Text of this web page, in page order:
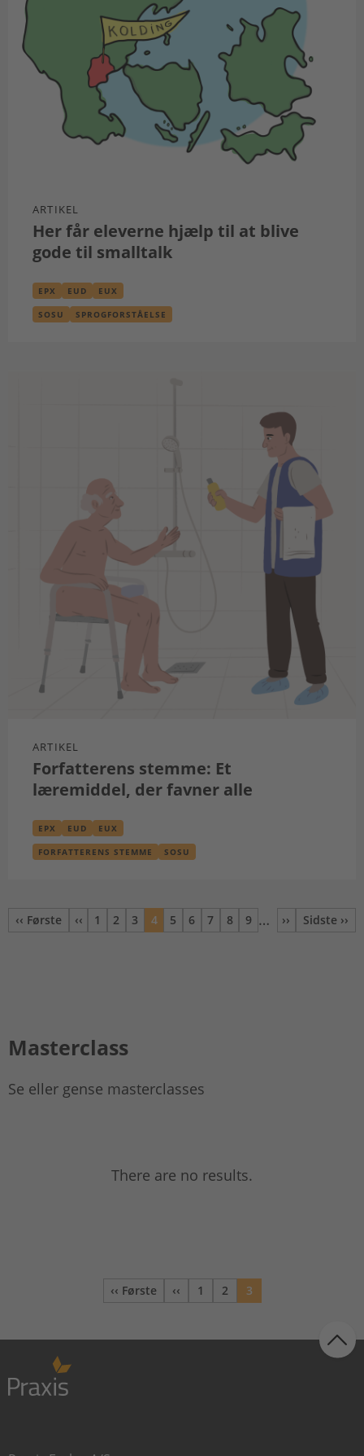
ARTIKEL
Her får eleverne hjælp til at blive
gode til smalltalk
EPX EUD EUX
SOSU SPROGFORSTÅELSE
ARTIKEL
Forfatterens stemme: Et
læremiddel, der favner alle
EPX EUD EUX
FORFATTERENS STEMME SOSU
Første side
‹‹ Første
Forrige
‹‹ Side
1 Side
2 Side
3
Nuværende
4 Side
5 Side
6 Side
7 Side
8 Side
9 …
Næste
›› Sidste
Sidste ››
Masterclass
Se eller gense masterclasses
There are no results.
Første side
‹‹ Første
Forrige
‹‹ Side
1 Side
2
Nuværende
3